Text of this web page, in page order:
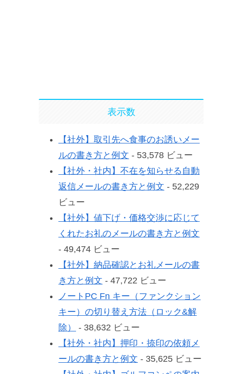
表示数
【社外】取引先へ食事のお誘いメー
ルの書き方と例文 - 53,578 ビュー
【社外・社内】不在を知らせる自動
返信メールの書き方と例文 - 52,229
ビュー
【社外】値下げ・価格交渉に応じて
くれたお礼のメールの書き方と例文
- 49,474 ビュー
【社外】納品確認とお礼メールの書
き方と例文 - 47,722 ビュー
ノートPC Fn キー（ファンクション
キー）の切り替え方法（ロック&解
除）
- 38,632 ビュー
【社外・社内】押印・捺印の依頼メ
ールの書き方と例文 - 35,625 ビュー